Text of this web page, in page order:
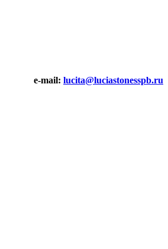
e-mail: lucita@luciastonesspb.ru